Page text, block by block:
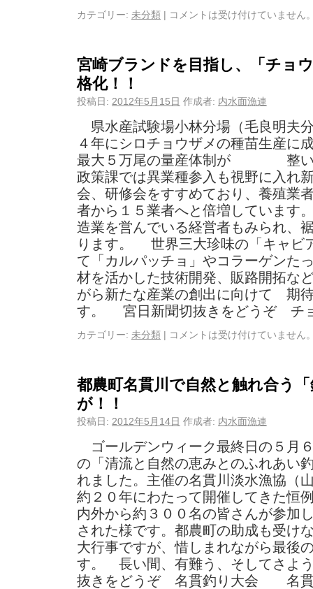
カテゴリー: 未分類 | コメントは受け付けていません
宮崎ブランドを目指し、「チョ
格化！！
投稿日: 2012年5月15日 作成者: 内水面漁連
県水産試験場小林分場（毛良明夫
４年にシロチョウザメの種苗生産に
最大５万尾の量産体制が 整い
政策課では異業種参入も視野に入れ
会、研修会をすすめており、養殖業
者から１５業者へと倍増しています
造業を営んでいる経営者もみられ、
ります。 世界三大珍味の「キャビ
て「カルパッチョ」やコラーゲンた
材を活かした技術開発、販路開拓な
がら新たな産業の創出に向けて 期
す。 宮日新聞切抜きをどうぞ チ
カテゴリー: 未分類 | コメントは受け付けていません
都農町名貫川で自然と触れ合う
が！！
投稿日: 2012年5月14日 作成者: 内水面漁連
ゴールデンウィーク最終日の５月
の「清流と自然の恵みとのふれあい
れました。主催の名貫川淡水漁協（
約２０年にわたって開催してきた恒
内外から約３００名の皆さんが参加
された様です。都農町の助成も受け
大行事ですが、惜しまれながら最後
す。 長い間、有難う、そしてさよ
抜きをどうぞ 名貫釣り大会 名